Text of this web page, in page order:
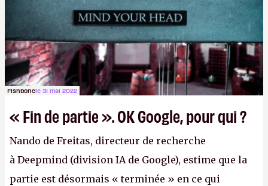
Crédit photo : QuTech / Nature)
Fishbonele 31 mai 2022
« Fin de partie ». OK Google, pour qui ?
Nando de Freitas, directeur de recherche
à Deepmind (division IA de Google), estime que la
partie est désormais « terminée » en ce qui